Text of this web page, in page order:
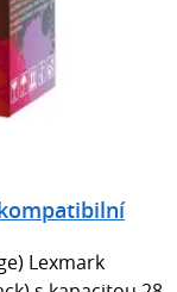
Lexmark